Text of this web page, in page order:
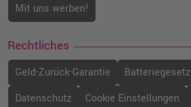
Mit uns werben!
Rechtliches
Geld-Zurück-Garantie Batteriegesetz
Datenschutz
Cookie Einstellungen